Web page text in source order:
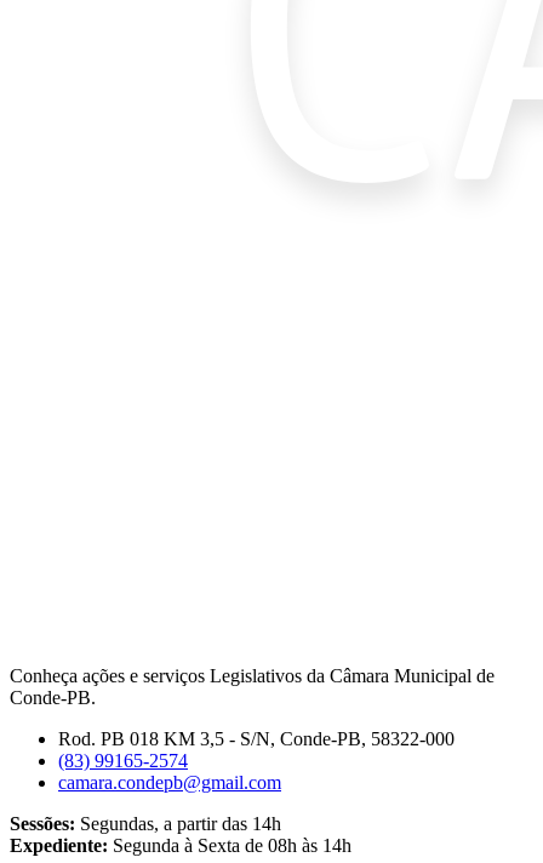
Conheça ações e serviços Legislativos da Câmara Municipal de
Conde-PB.
Rod. PB 018 KM 3,5 - S/N, Conde-PB, 58322-000
(83) 99165-2574
camara.condepb@gmail.com
Sessões: Segundas, a partir das 14h
Expediente: Segunda à Sexta de 08h às 14h